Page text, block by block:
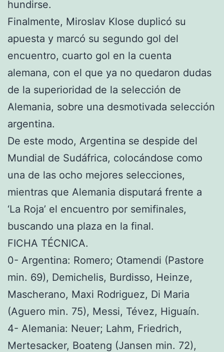
hundirse.
Finalmente, Miroslav Klose duplicó su
apuesta y marcó su segundo gol del
encuentro, cuarto gol en la cuenta
alemana, con el que ya no quedaron dudas
de la superioridad de la selección de
Alemania, sobre una desmotivada selección
argentina.
De este modo, Argentina se despide del
Mundial de Sudáfrica, colocándose como
una de las ocho mejores selecciones,
mientras que Alemania disputará frente a
‘La Roja’ el encuentro por semifinales,
buscando una plaza en la final.
FICHA TÉCNICA.
0- Argentina: Romero; Otamendi (Pastore
min. 69), Demichelis, Burdisso, Heinze,
Mascherano, Maxi Rodriguez, Di Maria
(Aguero min. 75), Messi, Tévez, Higuaín.
4- Alemania: Neuer; Lahm, Friedrich,
Mertesacker, Boateng (Jansen min. 72),